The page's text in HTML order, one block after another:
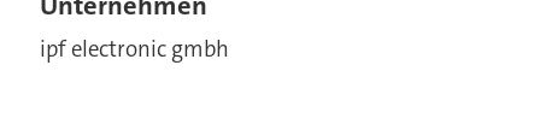
ipf electronic gmbh